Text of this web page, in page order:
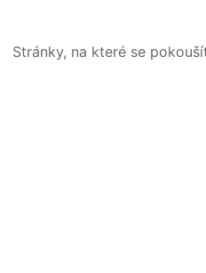
Stránky, na které se